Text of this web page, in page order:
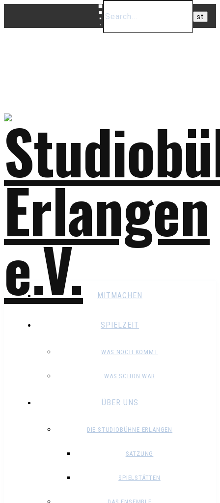
MITMACHEN
SPIELZEIT
WAS NOCH KOMMT
WAS SCHON WAR
ÜBER UNS
DIE STUDIOBÜHNE ERLANGEN
SATZUNG
SPIELSTÄTTEN